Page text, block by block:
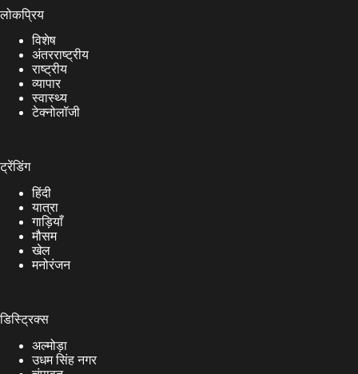
लोकप्रिय
विशेष
अंतरराष्ट्रीय
राष्ट्रीय
व्यापार
स्वास्थ्य
टेक्नोलॉजी
ट्रेंडिंग
हिंदी
यात्रा
गाड़ियाँ
मौसम
खेल
मनोरंजन
डिस्ट्रिक्स
अल्मोड़ा
उधम सिंह नगर